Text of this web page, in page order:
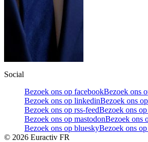
Social
Bezoek ons op facebookBezoek ons
Bezoek ons op linkedinBezoek ons
Bezoek ons op rss-feedBezoek ons
Bezoek ons op mastodonBezoek ons
Bezoek ons op blueskyBezoek ons
© 2026 Euractiv FR